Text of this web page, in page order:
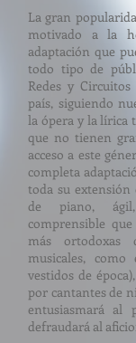
La gran
motivado a la
adaptación que
todo tipo de
Redes y
país, siguiendo
la ópera y la lírica
que no tienen
acceso a este
completa
toda su extensión
de piano,
comprensible
más
musicales, como
vestidos de
por cantantes de
entusiasmará al
defraudará al